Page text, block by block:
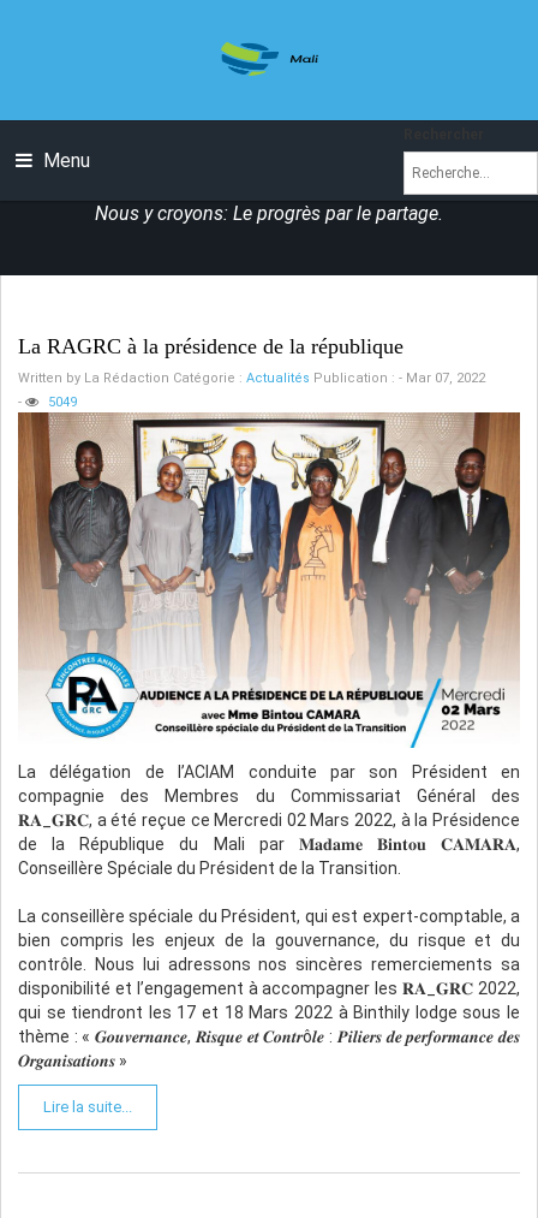
Menu
Nous y croyons: Le progrès par le partage.
La RAGRC à la présidence de la république
Written by La Rédaction Catégorie : Actualités Publication : - Mar 07, 2022
-
5049
La délégation de l’ACIAM conduite par son Président en
compagnie des Membres du Commissariat Général des
𝐑𝐀_𝐆𝐑𝐂, a été reçue ce Mercredi 02 Mars 2022, à la Présidence
de la République du Mali par 𝐌𝐚𝐝𝐚𝐦𝐞 𝐁𝐢𝐧𝐭𝐨𝐮 𝐂𝐀𝐌𝐀𝐑𝐀,
Conseillère Spéciale du Président de la Transition.
La conseillère spéciale du Président, qui est expert-comptable, a
bien compris les enjeux de la gouvernance, du risque et du
contrôle. Nous lui adressons nos sincères remerciements sa
disponibilité et l’engagement à accompagner les 𝐑𝐀_𝐆𝐑𝐂 2022,
qui se tiendront les 17 et 18 Mars 2022 à Binthily lodge sous le
thème : « 𝑮𝒐𝒖𝒗𝒆𝒓𝒏𝒂𝒏𝒄𝒆, 𝑹𝒊𝒔𝒒𝒖𝒆 𝒆𝒕 𝑪𝒐𝒏𝒕𝒓ô𝒍𝒆 : 𝑷𝒊𝒍𝒊𝒆𝒓𝒔 𝒅𝒆 𝒑𝒆𝒓𝒇𝒐𝒓𝒎𝒂𝒏𝒄𝒆 𝒅𝒆𝒔
𝑶𝒓𝒈𝒂𝒏𝒊𝒔𝒂𝒕𝒊𝒐𝒏𝒔 »
Lire la suite...